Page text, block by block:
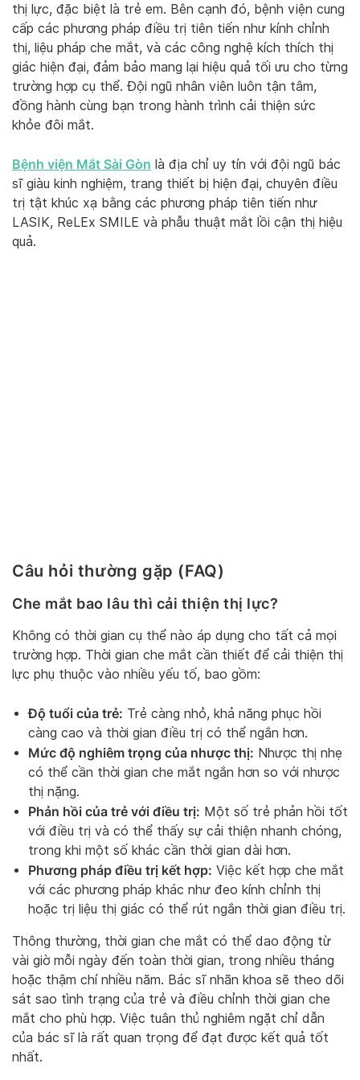
thị lực, đặc biệt là trẻ em. Bên cạnh đó, bệnh viện cung
cấp các phương pháp điều trị tiên tiến như kính chỉnh
thị, liệu pháp che mắt, và các công nghệ kích thích thị
giác hiện đại, đảm bảo mang lại hiệu quả tối ưu cho từng
trường hợp cụ thể. Đội ngũ nhân viên luôn tận tâm,
đồng hành cùng bạn trong hành trình cải thiện sức
khỏe đôi mắt.
Bệnh viện Mắt Sài Gòn là địa chỉ uy tín với đội ngũ bác
sĩ giàu kinh nghiệm, trang thiết bị hiện đại, chuyên điều
trị tật khúc xạ bằng các phương pháp tiên tiến như
LASIK, ReLEx SMILE và phẫu thuật mắt lồi cận thị hiệu
quả.
Câu hỏi thường gặp (FAQ)
Che mắt bao lâu thì cải thiện thị lực?
Không có thời gian cụ thể nào áp dụng cho tất cả mọi
trường hợp. Thời gian che mắt cần thiết để cải thiện thị
lực phụ thuộc vào nhiều yếu tố, bao gồm:
Độ tuổi của trẻ: Trẻ càng nhỏ, khả năng phục hồi
càng cao và thời gian điều trị có thể ngắn hơn.
Mức độ nghiêm trọng của nhược thị: Nhược thị nhẹ
có thể cần thời gian che mắt ngắn hơn so với nhược
thị nặng.
Phản hồi của trẻ với điều trị: Một số trẻ phản hồi tốt
với điều trị và có thể thấy sự cải thiện nhanh chóng,
trong khi một số khác cần thời gian dài hơn.
Phương pháp điều trị kết hợp: Việc kết hợp che mắt
với các phương pháp khác như đeo kính chỉnh thị
hoặc trị liệu thị giác có thể rút ngắn thời gian điều trị.
Thông thường, thời gian che mắt có thể dao động từ
vài giờ mỗi ngày đến toàn thời gian, trong nhiều tháng
hoặc thậm chí nhiều năm. Bác sĩ nhãn khoa sẽ theo dõi
sát sao tình trạng của trẻ và điều chỉnh thời gian che
mắt cho phù hợp. Việc tuân thủ nghiêm ngặt chỉ dẫn
của bác sĩ là rất quan trọng để đạt được kết quả tốt
nhất.